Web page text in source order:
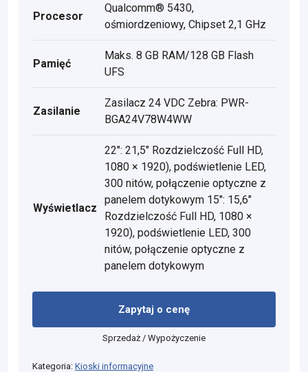
Procesor
Qualcomm® 5430,
ośmiordzeniowy, Chipset 2,1 GHz
Pamięć
Maks. 8 GB RAM/128 GB Flash
UFS
Zasilanie
Zasilacz 24 VDC Zebra: PWR-
BGA24V78W4WW
Wyświetlacz
22": 21,5" Rozdzielczość Full HD,
1080 × 1920), podświetlenie LED,
300 nitów, połączenie optyczne z
panelem dotykowym 15": 15,6"
Rozdzielczość Full HD, 1080 ×
1920), podświetlenie LED, 300
nitów, połączenie optyczne z
panelem dotykowym
Zapytaj o cenę
Sprzedaż / Wypożyczenie
Kategoria: Kioski informacyjne